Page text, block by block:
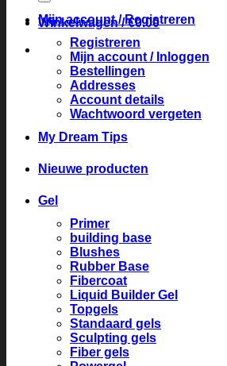
Winkelwagen /€0.00
Mijn account / Registreren
Registreren
Mijn account / Inloggen
Bestellingen
Addresses
Account details
Wachtwoord vergeten
My Dream Tips
Nieuwe producten
Gel
Primer
building base
Blushes
Rubber Base
Fibercoat
Liquid Builder Gel
Topgels
Standaard gels
Sculpting gels
Fiber gels